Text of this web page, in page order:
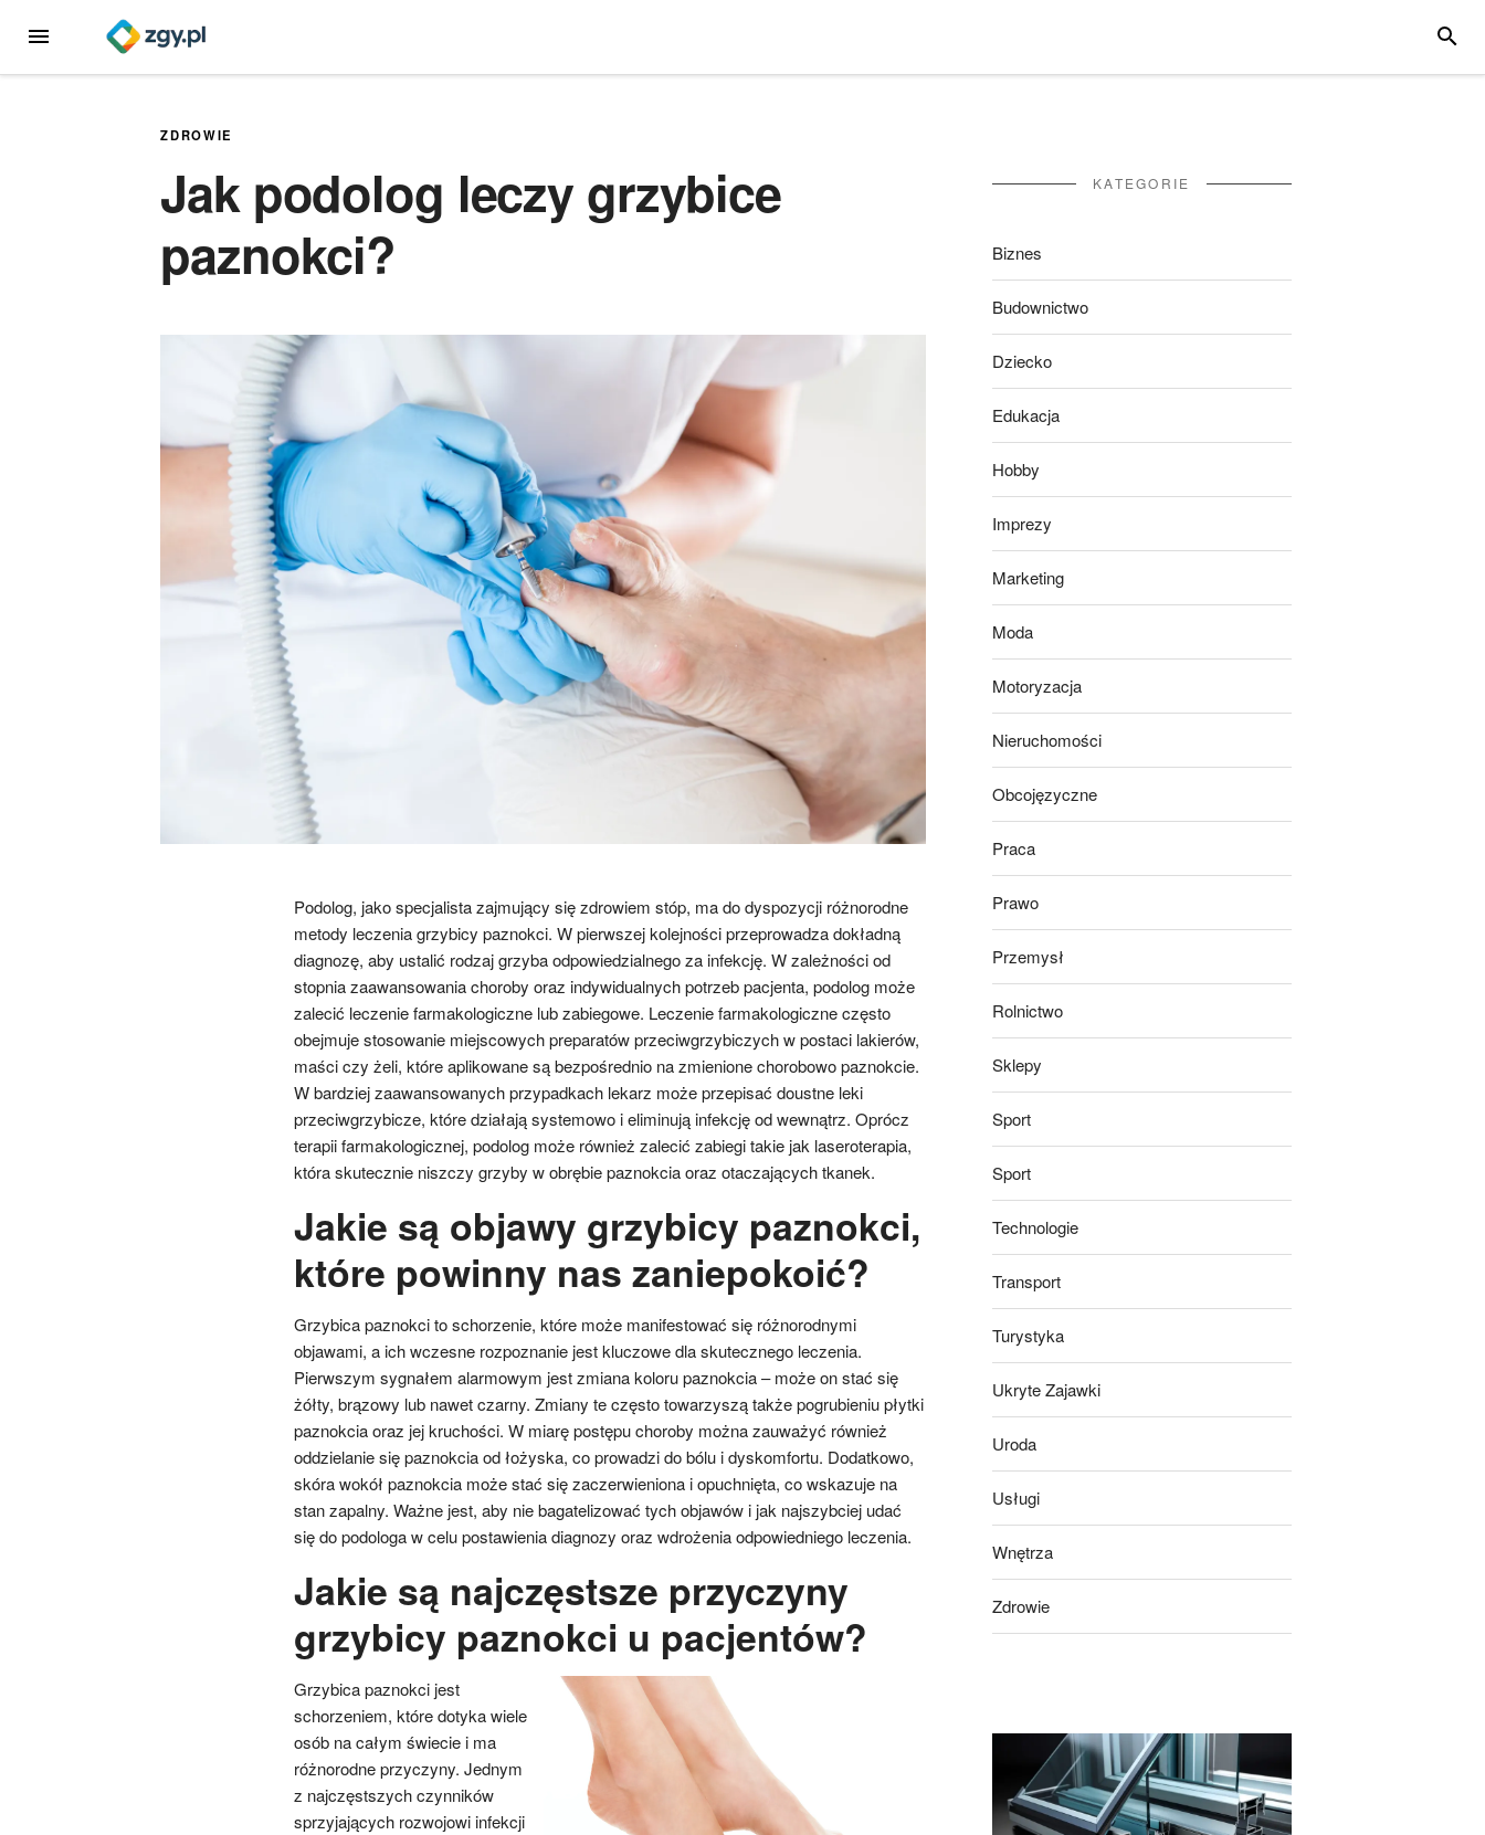
MENU
ZDROWIE
Jak podolog leczy grzybice
paznokci?
Podolog, jako specjalista zajmujący się zdrowiem stóp, ma do dyspozycji różnorodne
metody leczenia grzybicy paznokci. W pierwszej kolejności przeprowadza dokładną
diagnozę, aby ustalić rodzaj grzyba odpowiedzialnego za infekcję. W zależności od
stopnia zaawansowania choroby oraz indywidualnych potrzeb pacjenta, podolog może
zalecić leczenie farmakologiczne lub zabiegowe. Leczenie farmakologiczne często
obejmuje stosowanie miejscowych preparatów przeciwgrzybiczych w postaci lakierów,
maści czy żeli, które aplikowane są bezpośrednio na zmienione chorobowo paznokcie.
W bardziej zaawansowanych przypadkach lekarz może przepisać doustne leki
przeciwgrzybicze, które działają systemowo i eliminują infekcję od wewnątrz. Oprócz
terapii farmakologicznej, podolog może również zalecić zabiegi takie jak laseroterapia,
która skutecznie niszczy grzyby w obrębie paznokcia oraz otaczających tkanek.
Jakie są objawy grzybicy paznokci,
które powinny nas zaniepokoić?
Grzybica paznokci to schorzenie, które może manifestować się różnorodnymi
objawami, a ich wczesne rozpoznanie jest kluczowe dla skutecznego leczenia.
Pierwszym sygnałem alarmowym jest zmiana koloru paznokcia – może on stać się
żółty, brązowy lub nawet czarny. Zmiany te często towarzyszą także pogrubieniu płytki
paznokcia oraz jej kruchości. W miarę postępu choroby można zauważyć również
oddzielanie się paznokcia od łożyska, co prowadzi do bólu i dyskomfortu. Dodatkowo,
skóra wokół paznokcia może stać się zaczerwieniona i opuchnięta, co wskazuje na
stan zapalny. Ważne jest, aby nie bagatelizować tych objawów i jak najszybciej udać
się do podologa w celu postawienia diagnozy oraz wdrożenia odpowiedniego leczenia.
Jakie są najczęstsze przyczyny
grzybicy paznokci u pacjentów?
Grzybica paznokci jest
schorzeniem, które dotyka wiele
osób na całym świecie i ma
różnorodne przyczyny. Jednym
z najczęstszych czynników
sprzyjających rozwojowi infekcji
KATEGORIE
Biznes
Budownictwo
Dziecko
Edukacja
Hobby
Imprezy
Marketing
Moda
Motoryzacja
Nieruchomości
Obcojęzyczne
Praca
Prawo
Przemysł
Rolnictwo
Sklepy
Sport
Sport
Technologie
Transport
Turystyka
Ukryte Zajawki
Uroda
Usługi
Wnętrza
Zdrowie